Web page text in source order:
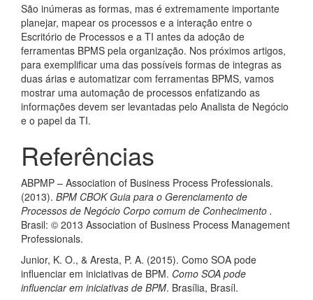
São inúmeras as formas, mas é extremamente importante
planejar, mapear os processos e a interação entre o
Escritório de Processos e a TI antes da adoção de
ferramentas BPMS pela organização. Nos próximos artigos,
para exemplificar uma das possíveis formas de integras as
duas árias e automatizar com ferramentas BPMS, vamos
mostrar uma automação de processos enfatizando as
informações devem ser levantadas pelo Analista de Negócio
e o papel da TI.
Referências
ABPMP – Association of Business Process Professionals.
(2013). BPM CBOK Guia para o Gerenciamento de
Processos de Negócio Corpo comum de Conhecimento .
Brasil: © 2013 Association of Business Process Management
Professionals.
Junior, K. O., & Aresta, P. A. (2015). Como SOA pode
influenciar em iniciativas de BPM. Como SOA pode
influenciar em iniciativas de BPM. Brasília, Brasíl.